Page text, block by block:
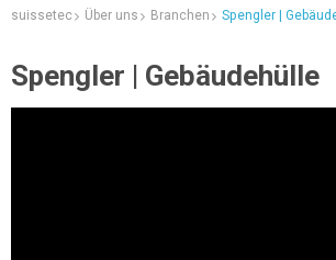
suissetec Über uns Branchen Spengler |
Spengler | Gebäudehülle